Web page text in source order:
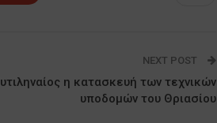
NEXT POST
η κατασκευή των τεχνικών
υποδομών του Θριασίου